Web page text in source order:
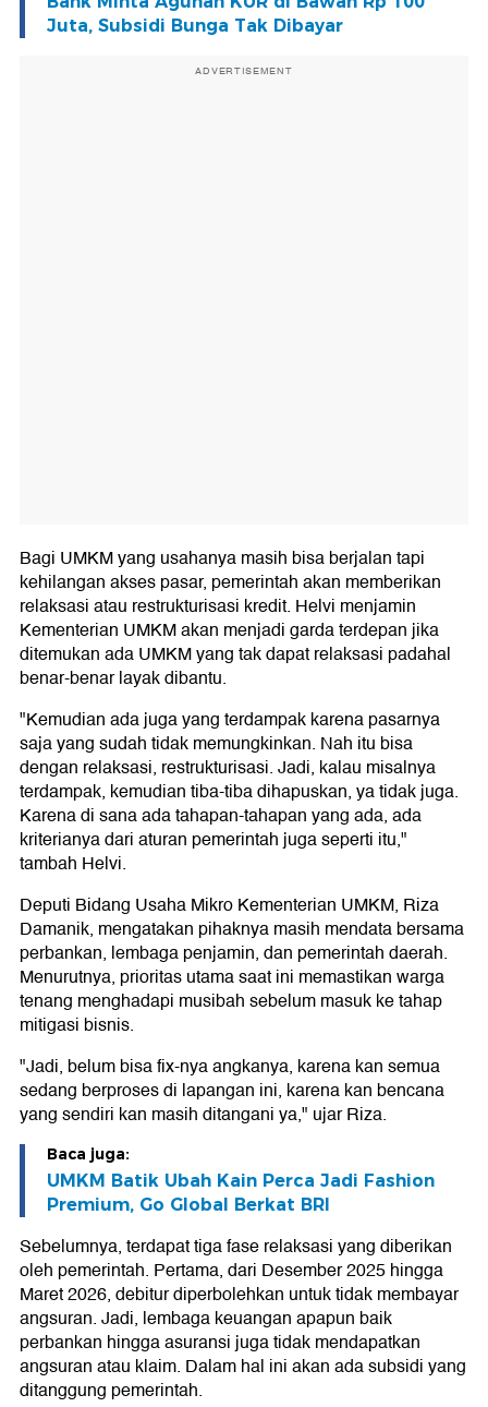
Juta, Subsidi Bunga Tak Dibayar
ADVERTISEMENT
Bagi UMKM yang usahanya masih bisa berjalan tapi
kehilangan akses pasar, pemerintah akan memberikan
relaksasi atau restrukturisasi kredit. Helvi menjamin
Kementerian UMKM akan menjadi garda terdepan jika
ditemukan ada UMKM yang tak dapat relaksasi padahal
benar-benar layak dibantu.
"Kemudian ada juga yang terdampak karena pasarnya
saja yang sudah tidak memungkinkan. Nah itu bisa
dengan relaksasi, restrukturisasi. Jadi, kalau misalnya
terdampak, kemudian tiba-tiba dihapuskan, ya tidak juga.
Karena di sana ada tahapan-tahapan yang ada, ada
kriterianya dari aturan pemerintah juga seperti itu,"
tambah Helvi.
Deputi Bidang Usaha Mikro Kementerian UMKM, Riza
Damanik, mengatakan pihaknya masih mendata bersama
perbankan, lembaga penjamin, dan pemerintah daerah.
Menurutnya, prioritas utama saat ini memastikan warga
tenang menghadapi musibah sebelum masuk ke tahap
mitigasi bisnis.
"Jadi, belum bisa fix-nya angkanya, karena kan semua
sedang berproses di lapangan ini, karena kan bencana
yang sendiri kan masih ditangani ya," ujar Riza.
Baca juga:
UMKM Batik Ubah Kain Perca Jadi Fashion
Premium, Go Global Berkat BRI
Sebelumnya, terdapat tiga fase relaksasi yang diberikan
oleh pemerintah. Pertama, dari Desember 2025 hingga
Maret 2026, debitur diperbolehkan untuk tidak membayar
angsuran. Jadi, lembaga keuangan apapun baik
perbankan hingga asuransi juga tidak mendapatkan
angsuran atau klaim. Dalam hal ini akan ada subsidi yang
ditanggung pemerintah.